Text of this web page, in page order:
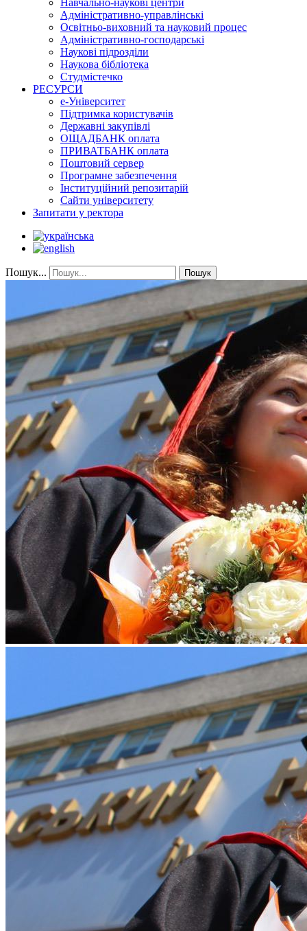
Адміністративно-управлінські
Освітньо-виховний та науковий процес
Адміністративно-господарські
Наукові підрозділи
Наукова бібліотека
Студмістечко
РЕСУРСИ
е-Університет
Підтримка користувачів
Державні закупівлі
ОЩАДБАНК оплата
ПРИВАТБАНК оплата
Поштовий сервер
Програмне забезпечення
Інституційний репозитарій
Сайти університету
Запитати у ректора
Пошук... Пошук